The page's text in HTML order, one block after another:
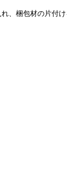
、梱包材の片付け